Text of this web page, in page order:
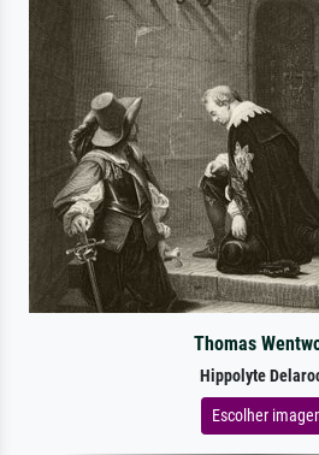
Thomas
Hippolyte
Escolher